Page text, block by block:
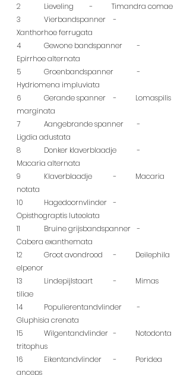
2	  Lieveling	 - 	Timandra comae
3	  Vierbandspanner	 -
Xanthorhoe ferrugata
4	  Gewone bandspanner	 -
Epirrhoe alternata
5	  Groenbandspanner	 -
Hydriomena impluviata
6	  Gerande spanner	 - 	Lomaspilis
marginata
7	  Aangebrande spanner	 -
Ligdia adustata
8	  Donker klaverblaadje	 -
Macaria alternata
9	  Klaverblaadje	 - 	Macaria
notata
10	  Hagedoornvlinder	 -
Opisthograptis luteolata
11	  Bruine grijsbandspanner	 -
Cabera exanthemata
12	  Groot avondrood	 - 	Deilephila
elpenor
13	  Lindepijlstaart	 - 	Mimas
tiliae
14	  Populierentandvlinder	 -
Gluphisia crenata
15	  Wilgentandvlinder	 - 	Notodonta
tritophus
16	  Eikentandvlinder	 - 	Peridea
anceps